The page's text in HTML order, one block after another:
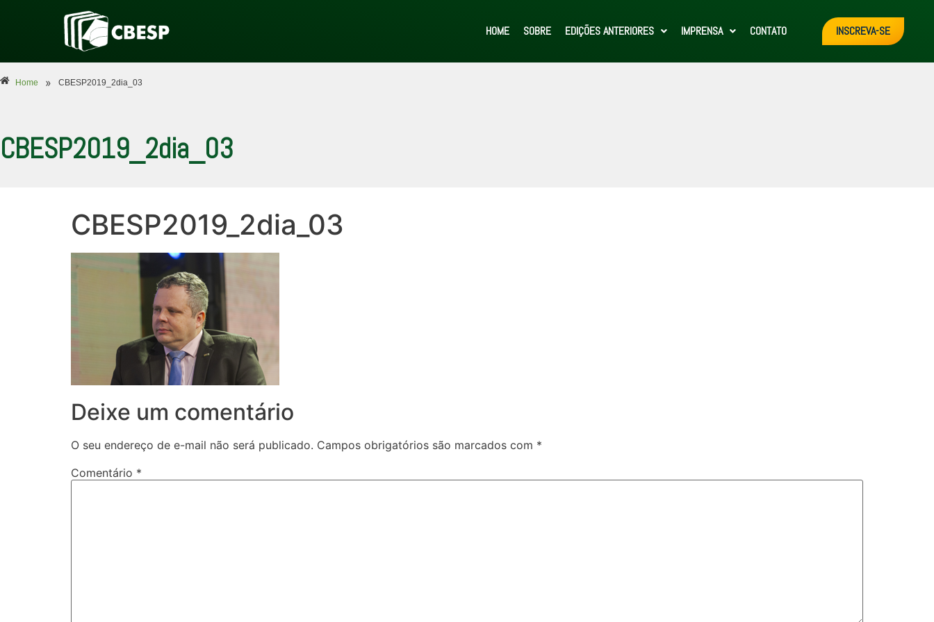
HOME SOBRE EDIÇÕES ANTERIORES IMPRENSA CONTATO INSCREVA-SE
Home » CBESP2019_2dia_03
CBESP2019_2dia_03
CBESP2019_2dia_03
Deixe um comentário
O seu endereço de e-mail não será publicado. Campos obrigatórios são marcados com *
Comentário *